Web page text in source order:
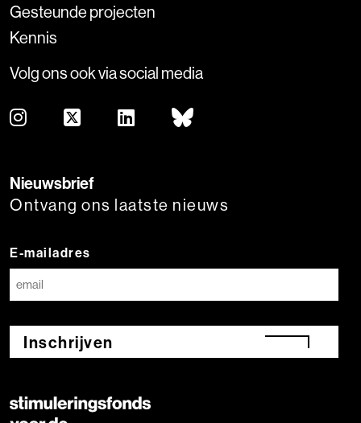
Gesteunde projecten
Kennis
Volg ons ook via social media
Nieuwsbrief
Ontvang ons laatste nieuws
E-mailadres
Inschrijven